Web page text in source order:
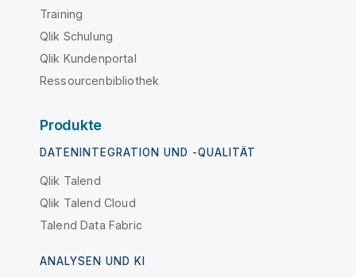
Training
Qlik Schulung
Qlik Kundenportal
Ressourcenbibliothek
Produkte
DATENINTEGRATION UND -QUALITÄT
Qlik Talend
Qlik Talend Cloud
Talend Data Fabric
ANALYSEN UND KI